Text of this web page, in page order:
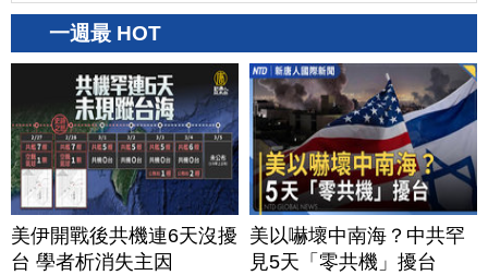
一週最 HOT
美伊開戰後共機連6天沒擾
台 學者析消失主因
美以嚇壞中南海？中共罕
見5天「零共機」擾台